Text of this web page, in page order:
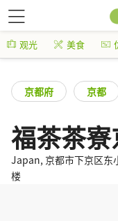
观光 美食
京都府 京都
福茶茶
Japan, 京都市下京区东
楼